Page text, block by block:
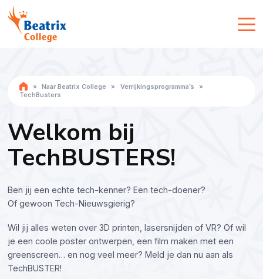
» Naar Beatrix College » Verrijkingsprogramma’s
»
TechBusters
Welkom bij
TechBUSTERS!
Ben jij een echte tech-kenner? Een tech-doener?
Of gewoon Tech-Nieuwsgierig?
Wil jij alles weten over 3D printen, lasersnijden of VR? Of wil
je een coole poster ontwerpen, een film maken met een
greenscreen… en nog veel meer? Meld je dan nu aan als
TechBUSTER!